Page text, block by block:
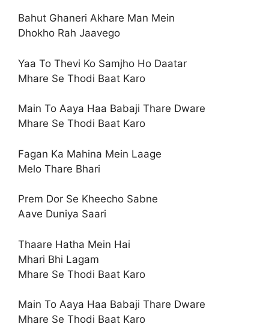
Bahut Ghaneri Akhare Man Mein
Dhokho Rah Jaavego
Yaa To Thevi Ko Samjho Ho Daatar
Mhare Se Thodi Baat Karo
Main To Aaya Haa Babaji Thare Dware
Mhare Se Thodi Baat Karo
Fagan Ka Mahina Mein Laage
Melo Thare Bhari
Prem Dor Se Kheecho Sabne
Aave Duniya Saari
Thaare Hatha Mein Hai
Mhari Bhi Lagam
Mhare Se Thodi Baat Karo
Main To Aaya Haa Babaji Thare Dware
Mhare Se Thodi Baat Karo